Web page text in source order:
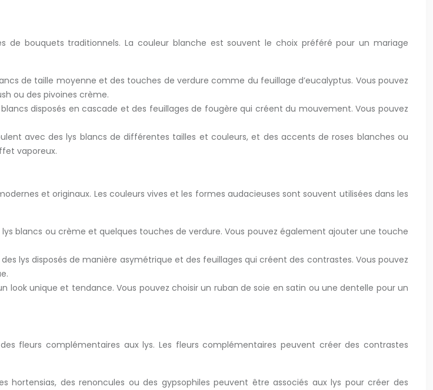
de bouquets traditionnels. La couleur blanche est souvent le choix préféré pour un mariage
de taille moyenne et des touches de verdure comme du feuillage d’eucalyptus. Vous pouvez
ou des pivoines crème.
disposés en cascade et des feuillages de fougère qui créent du mouvement. Vous pouvez
avec des lys blancs de différentes tailles et couleurs, et des accents de roses blanches ou
vaporeux.
et originaux. Les couleurs vives et les formes audacieuses sont souvent utilisées dans les
blancs ou crème et quelques touches de verdure. Vous pouvez également ajouter une touche
lys disposés de manière asymétrique et des feuillages qui créent des contrastes. Vous pouvez
look unique et tendance. Vous pouvez choisir un ruban de soie en satin ou une dentelle pour un
fleurs complémentaires aux lys. Les fleurs complémentaires peuvent créer des contrastes
hortensias, des renoncules ou des gypsophiles peuvent être associés aux lys pour créer des